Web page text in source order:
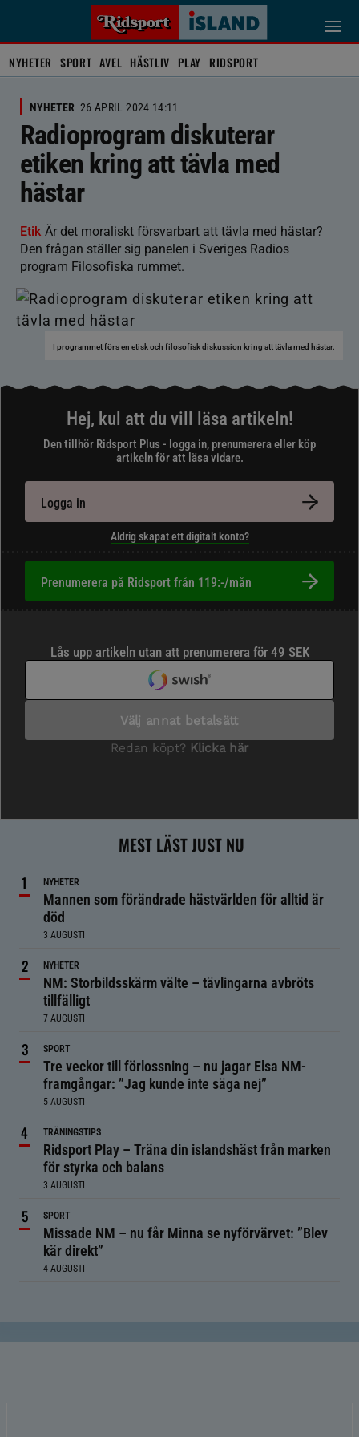
NYHETER SPORT AVEL HÄSTLIV PLAY RIDSPORT
NYHETER 26 APRIL 2024 14:11
Radioprogram diskuterar
etiken kring att tävla med
hästar
Etik Är det moraliskt försvarbart att tävla med hästar?
Den frågan ställer sig panelen i Sveriges Radios
program Filosofiska rummet.
I programmet förs en etisk och filosofisk diskussion kring att tävla med hästar.
Hej, kul att du vill läsa artikeln!
Den tillhör Ridsport Plus - logga in, prenumerera eller köp
artikeln för att läsa vidare.
Logga in
Aldrig skapat ett digitalt konto?
Prenumerera på Ridsport från 119:-/mån
MEST LÄST JUST NU
NYHETER
Mannen som förändrade hästvärlden för alltid är
död
3 AUGUSTI
NYHETER
NM: Storbildsskärm välte – tävlingarna avbröts
tillfälligt
7 AUGUSTI
SPORT
Tre veckor till förlossning – nu jagar Elsa NM-
framgångar: ”Jag kunde inte säga nej”
5 AUGUSTI
TRÄNINGSTIPS
Ridsport Play – Träna din islandshäst från marken
för styrka och balans
3 AUGUSTI
SPORT
Missade NM – nu får Minna se nyförvärvet: ”Blev
kär direkt”
4 AUGUSTI